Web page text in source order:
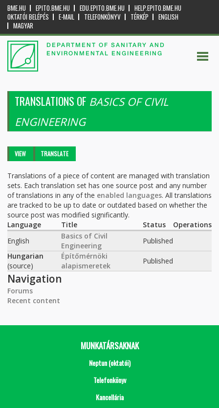
BME.HU EPITO.BME.HU EDU.EPITO.BME.HU
HELP.EPITO.BME.HU
OKTATÓI BELÉPÉS
E-MAIL TELEFONKÖNYV TÉRKÉP
ENGLISH
MAGYAR
DEPARTMENT OF SANITARY AND
ENVIRONMENTAL ENGINEERING
TRANSLATIONS OF BASICS OF CIVIL
ENGINEERING
Primary tabs
VIEW TRANSLATE
Translations of a piece of content are managed with translation
sets. Each translation set has one source post and any number
of translations in any of the enabled languages. All translations
are tracked to be up to date or outdated based on whether the
source post was modified significantly.
Language
Title Status
Operations
English
Basics of Civil
Engineering
Published
Hungarian
(source)
Építőmérnöki
alapismeretek
Published
Navigation
Forums
Recent content
MUNKATÁRSAKNAK
Neptun (oktatói)
Telefonkönyv
Kancellária